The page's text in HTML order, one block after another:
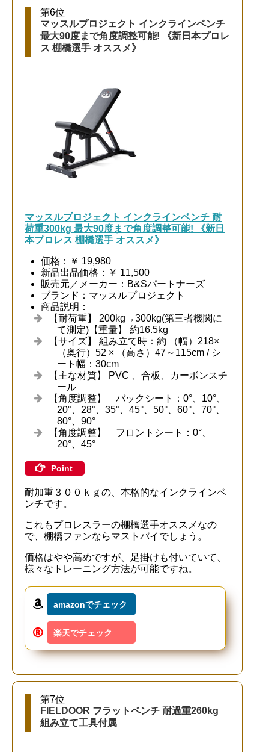
第6位
マッスルプロジェクト インクラインベンチ
最大90度まで角度調整可能! 《新日本プロレ
ス 棚橋選手 オススメ》
マッスルプロジェクト インクラインベンチ 耐
荷重300kg 最大90度まで角度調整可能! 《新日
本プロレス 棚橋選手 オススメ》
価格：￥ 19,980
新品出品価格：￥ 11,500
販売元／メーカー：B&Sパートナーズ
ブランド：マッスルプロジェクト
商品説明：
【耐荷重】 200kg→300kg(第三者機関に
て測定)【重量】 約16.5kg
【サイズ】 組み立て時：約 （幅）218×
（奥行）52 × （高さ）47～115cm / シ
ート幅：30cm
【主な材質】 PVC 、合板、カーボンスチ
ール
【角度調整】 バックシート：0°、10°、
20°、28°、35°、45°、50°、60°、70°、
80°、90°
【角度調整】 フロントシート：0°、
20°、45°
Point
耐加重３００ｋｇの、本格的なインクラインベ
ンチです。
これもプロレスラーの棚橋選手オススメなの
で、棚橋ファンならマストバイでしょう。
価格はやや高めですが、足掛けも付いていて、
様々なトレーニング方法が可能ですね。
amazonでチェック
楽天でチェック
第7位
FIELDOOR フラットベンチ 耐過重260kg
組み立て工具付属